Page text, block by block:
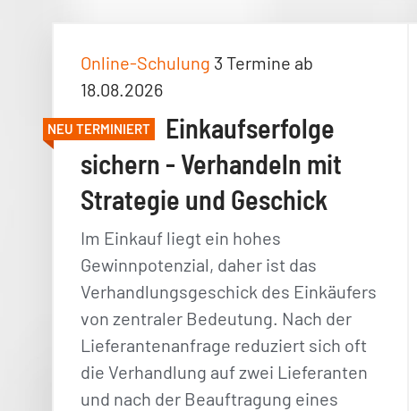
Online-Schulung 3 Termine ab
18.08.2026
NEU TERMINIERT
Einkaufserfolge
sichern - Verhandeln mit
Strategie und Geschick
Im Einkauf liegt ein hohes
Gewinnpotenzial, daher ist das
Verhandlungsgeschick des Einkäufers
von zentraler Bedeutung. Nach der
Lieferantenanfrage reduziert sich oft
die Verhandlung auf zwei Lieferanten
und nach der Beauftragung eines